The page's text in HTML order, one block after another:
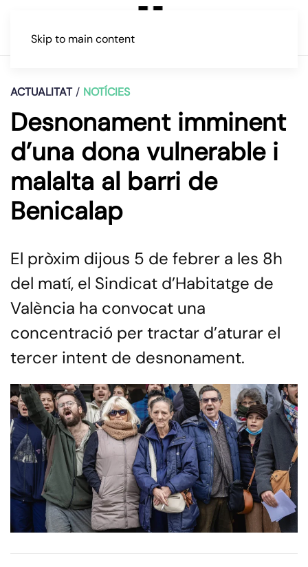
Skip to main content
ACTUALITAT NOTÍCIES
Desnonament imminent
d’una dona vulnerable i
malalta al barri de
Benicalap
El pròxim dijous 5 de febrer a les 8h
del matí, el Sindicat d’Habitatge de
València ha convocat una
concentració per tractar d’aturar el
tercer intent de desnonament.